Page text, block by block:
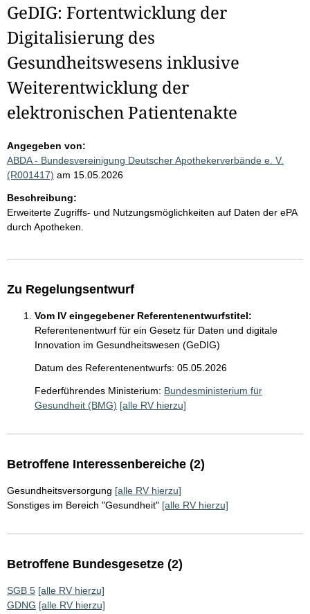
GeDIG: Fortentwicklung der
Digitalisierung des
Gesundheitswesens inklusive
Weiterentwicklung der
elektronischen Patientenakte
Angegeben von:
ABDA - Bundesvereinigung Deutscher Apothekerverbände e. V.
(R001417) am 15.05.2026
Beschreibung:
Erweiterte Zugriffs- und Nutzungsmöglichkeiten auf Daten der ePA
durch Apotheken.
Zu Regelungsentwurf
Vom IV eingegebener Referentenentwurfstitel:
Referentenentwurf für ein Gesetz für Daten und digitale
Innovation im Gesundheitswesen (GeDIG)
Datum des Referentenentwurfs: 05.05.2026
Federführendes Ministerium: Bundesministerium für
Gesundheit (BMG) [alle RV hierzu]
Betroffene Interessenbereiche (2)
Gesundheitsversorgung [alle RV hierzu]
Sonstiges im Bereich "Gesundheit" [alle RV hierzu]
Betroffene Bundesgesetze (2)
SGB 5 [alle RV hierzu]
GDNG [alle RV hierzu]